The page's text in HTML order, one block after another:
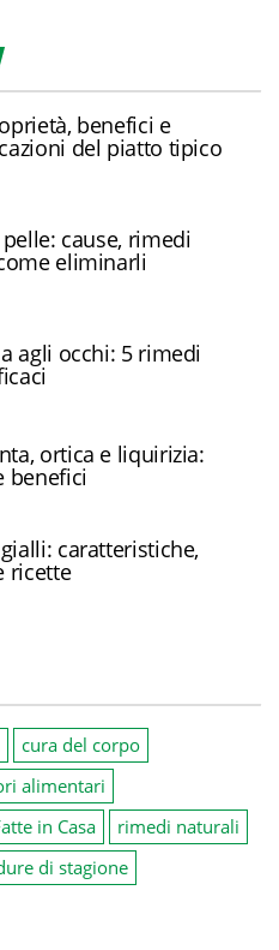
benefici e
del piatto tipico
cause, rimedi
eliminarli
agli occhi: 5 rimedi
ortica e liquirizia:
benefici
caratteristiche,
ricette
cura del corpo
alimentari
in Casa
rimedi naturali
di stagione